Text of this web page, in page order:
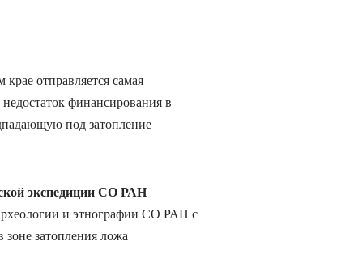
отправляется самая
финансирования в
под затопление
экспедиции СО РАН
и этнографии СО РАН с
зоне затопления ложа